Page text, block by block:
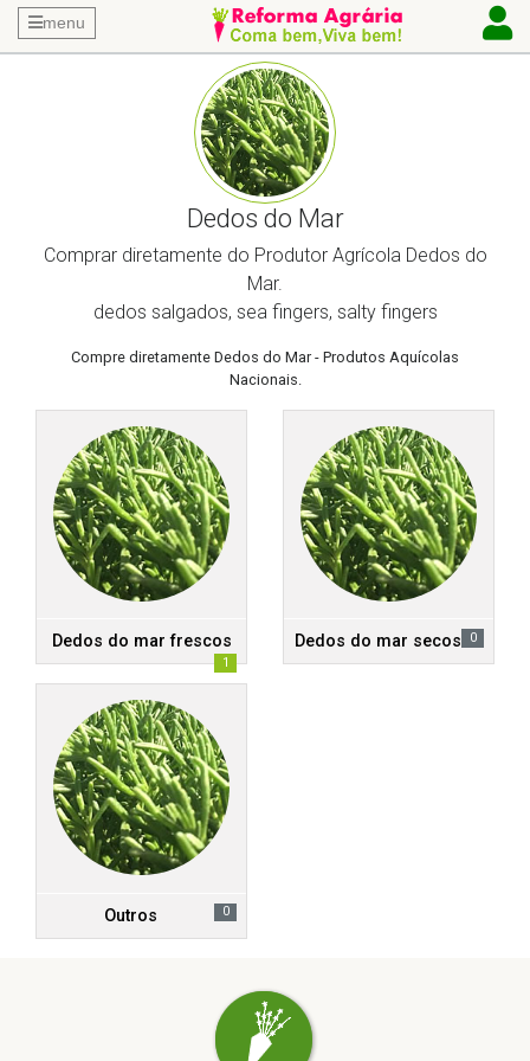
menu
Dedos do Mar
Comprar diretamente do Produtor Agrícola Dedos do
Mar.
dedos salgados, sea fingers, salty fingers
Compre diretamente Dedos do Mar - Produtos Aquícolas
Nacionais.
Dedos do mar frescos
1
Dedos do mar secos 0
Outros 0